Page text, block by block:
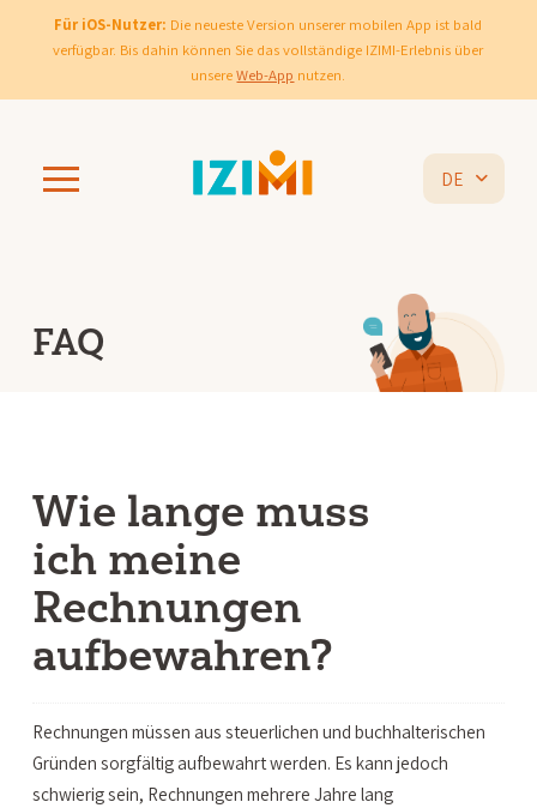
Für iOS-Nutzer: Die neueste Version unserer mobilen App ist bald
verfügbar. Bis dahin können Sie das vollständige IZIMI-Erlebnis über
unsereWeb-App nutzen.
DE
FAQ
Wie lange muss
ich meine
Rechnungen
aufbewahren?
Rechnungen müssen aus steuerlichen und buchhalterischen
Gründen sorgfältig aufbewahrt werden. Es kann jedoch
schwierig sein, Rechnungen mehrere Jahre lang